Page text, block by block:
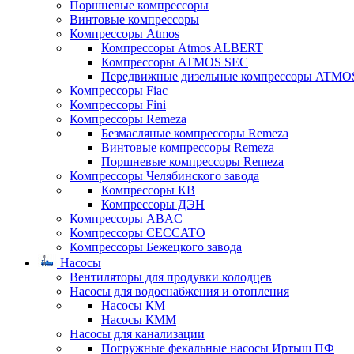
Поршневые компрессоры
Винтовые компрессоры
Компрессоры Atmos
Компрессоры Atmos ALBERT
Компрессоры ATMOS SEC
Передвижные дизельные компрессоры
Компрессоры Fiac
Компрессоры Fini
Компрессоры Remeza
Безмасляные компрессоры Remeza
Винтовые компрессоры Remeza
Поршневые компрессоры Remeza
Компрессоры Челябинского завода
Компрессоры КВ
Компрессоры ДЭН
Компрессоры ABAC
Компрессоры CECCATO
Компрессоры Бежецкого завода
Насосы
Вентиляторы для продувки колодцев
Насосы для водоснабжения и отопления
Насосы КМ
Насосы КММ
Насосы для канализации
Погружные фекальные насосы Иртыш ПФ